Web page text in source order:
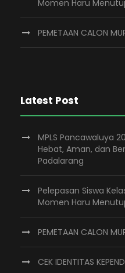
Momen Haru
PEMETAAN CALON
Latest Post
MPLS Pancawaluya
Hebat, Aman, dan
Padalarang
Pelepasan Siswa
Momen Haru
PEMETAAN CALON
CEK IDENTITAS